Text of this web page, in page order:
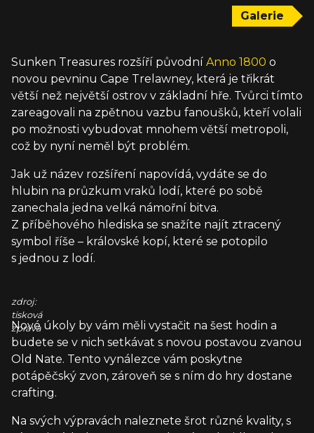
Galerie
Sunken Treasures rozšíří původní Anno 1800 o
novou pevninu Cape Trelawney, která je třikrát
větší než největší ostrov v základní hře. Tvůrci tímto
zareagovali na zpětnou vazbu fanoušků, kteří volali
po možnosti vybudovat mnohem větší metropoli,
což by nyní neměl být problém.
Jak už název rozšíření napovídá, vydáte se do
hlubin na průzkum vraků lodí, které po sobě
zanechala jedna velká námořní bitva.
Z příběhového hlediska se snažíte najít ztracený
symbol říše – královské kopí, které se potopilo
s jednou z lodí.
zdroj:
tisková
zpráva
Nové úkoly by vám měli vystačit na šest hodin a
budete se v nich setkávat s novou postavou zvanou
Old Nate. Tento vynálezce vám poskytne
potápěčský zvon, zároveň se s ním do hry dostane
crafting.
Na svých výpravách naleznete šrot různé kvality, s